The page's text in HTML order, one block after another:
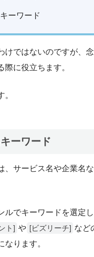
ーワード
けではないのですが、
際に役立ちます。
ーワード
、サービス名や企業名
ルでキーワードを選定し
ト] や [ビズリーチ] など
なります。